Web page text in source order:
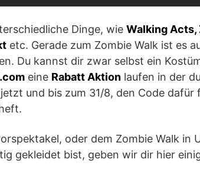
Dinge, wie Walking Acts,
etc. Gerade zum Zombie Walk ist es
Du kannst dir zwar selbst ein
eine Rabatt Aktion laufen in der du
und bis zum 31/8, den Code dafür
oder dem Zombie Walk in
gekleidet bist, geben wir dir hier